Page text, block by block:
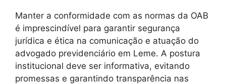
Manter a conformidade com as normas da OAB
é imprescindível para garantir segurança
jurídica e ética na comunicação e atuação do
advogado previdenciário em Leme. A postura
institucional deve ser informativa, evitando
promessas e garantindo transparência nas